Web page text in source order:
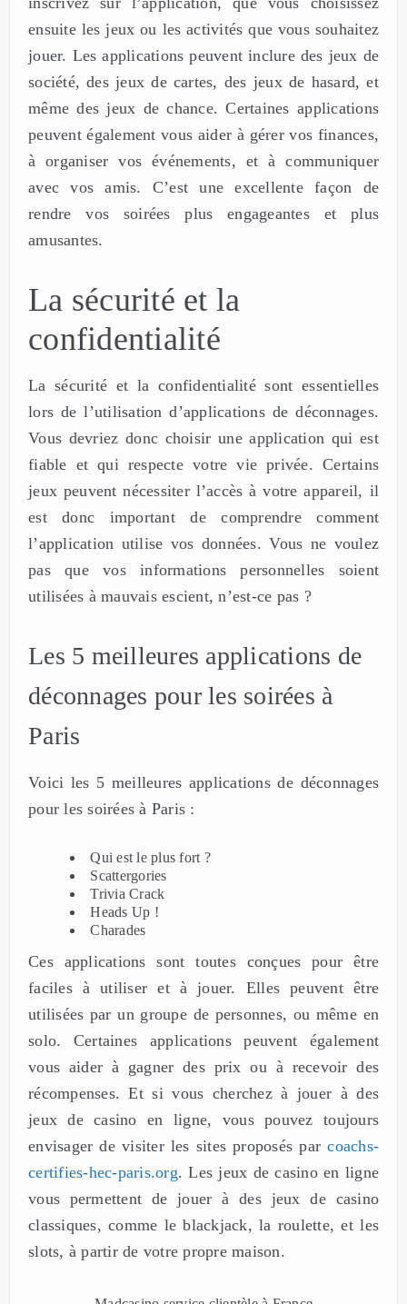
ensuite les jeux ou les activités que vous souhaitez
jouer. Les applications peuvent inclure des jeux de
société, des jeux de cartes, des jeux de hasard, et
même des jeux de chance. Certaines applications
peuvent également vous aider à gérer vos finances,
à organiser vos événements, et à communiquer
avec vos amis. C’est une excellente façon de
rendre vos soirées plus engageantes et plus
amusantes.
La sécurité et la
confidentialité
La sécurité et la confidentialité sont essentielles
lors de l’utilisation d’applications de déconnages.
Vous devriez donc choisir une application qui est
fiable et qui respecte votre vie privée. Certains
jeux peuvent nécessiter l’accès à votre appareil, il
est donc important de comprendre comment
l’application utilise vos données. Vous ne voulez
pas que vos informations personnelles soient
utilisées à mauvais escient, n’est-ce pas ?
Les 5 meilleures applications de
déconnages pour les soirées à
Paris
Voici les 5 meilleures applications de déconnages
pour les soirées à Paris :
Qui est le plus fort ?
Scattergories
Trivia Crack
Heads Up !
Charades
Ces applications sont toutes conçues pour être
faciles à utiliser et à jouer. Elles peuvent être
utilisées par un groupe de personnes, ou même en
solo. Certaines applications peuvent également
vous aider à gagner des prix ou à recevoir des
récompenses. Et si vous cherchez à jouer à des
jeux de casino en ligne, vous pouvez toujours
envisager de visiter les sites proposés parcoachs-
certifies-hec-paris.org. Les jeux de casino en ligne
vous permettent de jouer à des jeux de casino
classiques, comme le blackjack, la roulette, et les
slots, à partir de votre propre maison.